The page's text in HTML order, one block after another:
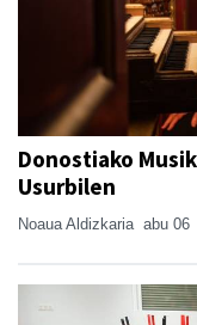
Donostiako
Usurbilen
Noaua Aldizkaria abu 06